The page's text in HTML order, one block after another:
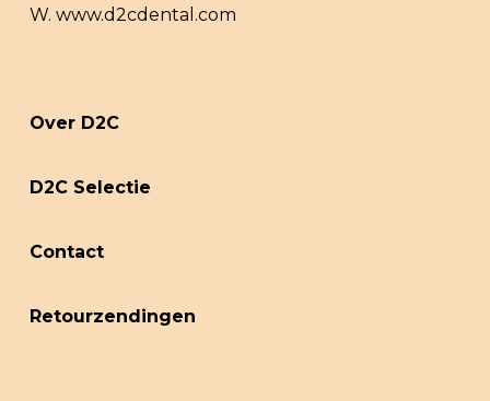
W. www.d2cdental.com
Over D2C
D2C Selectie
Contact
Retourzendingen